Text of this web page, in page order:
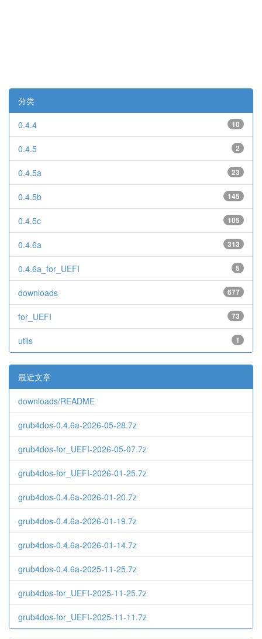
分类
10
0.4.4
2
0.4.5
23
0.4.5a
145
0.4.5b
105
0.4.5c
313
0.4.6a
5
0.4.6a_for_UEFI
677
downloads
73
for_UEFI
1
utils
最近文章
downloads/README
grub4dos-0.4.6a-2026-05-28.7z
grub4dos-for_UEFI-2026-05-07.7z
grub4dos-for_UEFI-2026-01-25.7z
grub4dos-0.4.6a-2026-01-20.7z
grub4dos-0.4.6a-2026-01-19.7z
grub4dos-0.4.6a-2026-01-14.7z
grub4dos-0.4.6a-2025-11-25.7z
grub4dos-for_UEFI-2025-11-25.7z
grub4dos-for_UEFI-2025-11-11.7z